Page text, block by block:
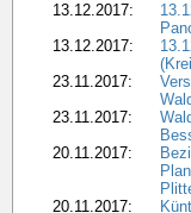
13.12.2017:
13.12.2017:
23.11.2017:
23.11.2017:
20.11.2017:
20.11.2017: